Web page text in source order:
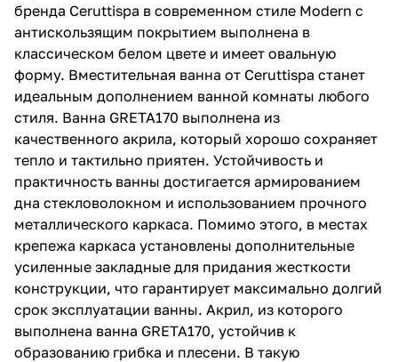
бренда Ceruttispa в современном стиле Modern c
антискользящим покрытием выполнена в
классическом белом цвете и имеет овальную
форму. Вместительная ванна от Ceruttispa станет
идеальным дополнением ванной комнаты любого
стиля. Ванна GRETA170 выполнена из
качественного акрила, который хорошо сохраняет
тепло и тактильно приятен. Устойчивость и
практичность ванны достигается армированием
дна стекловолокном и использованием прочного
металлического каркаса. Помимо этого, в местах
крепежа каркаса установлены дополнительные
усиленные закладные для придания жесткости
конструкции, что гарантирует максимально долгий
срок эксплуатации ванны. Акрил, из которого
выполнена ванна GRETA170, устойчив к
образованию грибка и плесени. В такую